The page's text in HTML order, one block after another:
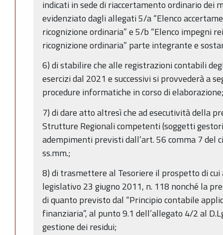
indicati in sede di riaccertamento ordinario dei
evidenziato dagli allegati 5/a “Elenco
ricognizione ordinaria” e 5/b “Elenco impegni
ricognizione ordinaria” parte integrante e
6) di stabilire che alle registrazioni contabili
esercizi dal 2021 e successivi si provvederà a
procedure informatiche in corso di
7) di dare atto altresì che ad esecutività della
Strutture Regionali competenti (soggetti
adempimenti previsti dall’art. 56 comma 7 del
ss.mm.;
8) di trasmettere al Tesoriere il prospetto di cui
legislativo 23 giugno 2011, n. 118 nonché la
di quanto previsto dal “Principio contabile
finanziaria”, al punto 9.1 dell’allegato 4/2 al
gestione dei residui;